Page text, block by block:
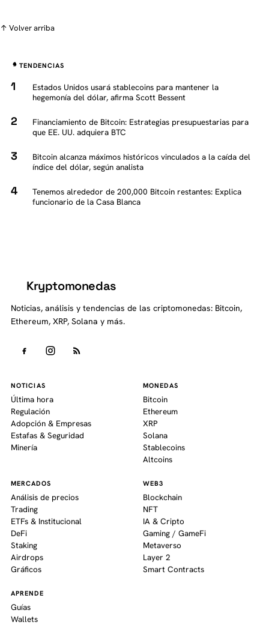
↑ Volver arriba
TENDENCIAS
Estados Unidos usará stablecoins para mantener la
hegemonía del dólar, afirma Scott Bessent
Financiamiento de Bitcoin: Estrategias presupuestarias para
que EE. UU. adquiera BTC
Bitcoin alcanza máximos históricos vinculados a la caída del
índice del dólar, según analista
Tenemos alrededor de 200,000 Bitcoin restantes: Explica
funcionario de la Casa Blanca
Kryptomonedas
Noticias, análisis y tendencias de las criptomonedas: Bitcoin,
Ethereum, XRP, Solana y más.
NOTICIAS
Última hora
Regulación
Adopción & Empresas
Estafas & Seguridad
Minería
MONEDAS
Bitcoin
Ethereum
XRP
Solana
Stablecoins
Altcoins
MERCADOS
Análisis de precios
Trading
ETFs & Institucional
DeFi
Staking
Airdrops
Gráficos
WEB3
Blockchain
NFT
IA & Cripto
Gaming / GameFi
Metaverso
Layer 2
Smart Contracts
APRENDE
Guías
Wallets